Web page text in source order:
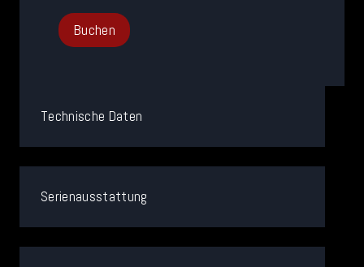
Buchen
Technische Daten
Serienausstattung